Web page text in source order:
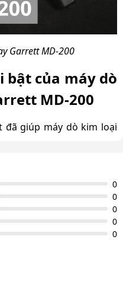
Garrett MD-200
của máy dò
MD-200
đã giúp máy dò kim loại
lượng siêu nhẹ
sản phẩm
khi cầm nắm.
0
0
0
0
0